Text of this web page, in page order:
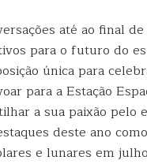
até ao final
para o futuro do
única para
para a Estação
a sua paixão pelo
deste ano
e lunares em